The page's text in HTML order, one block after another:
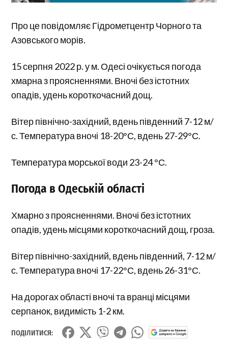
Про це повідомляє Гідрометцентр Чорного та
Азовського морів.
15 серпня 2022 р. у м. Одесі очікується погода
хмарна з проясненнями. Вночі без істотних
опадів, удень короткочасний дощ.
Вітер північно-західний, вдень південний 7-12 м/
с. Температура вночі 18-20°С, вдень 27-29°С.
Температура морської води 23-24 °С.
Погода в Одеській області
Хмарно з проясненнями. Вночі без істотних
опадів, удень місцями короткочасний дощ, гроза.
Вітер північно-західний, вдень південний, 7-12 м/
с. Температура вночі 17-22°С, вдень 26-31°С.
На дорогах області вночі та вранці місцями
серпанок, видимість 1-2 км.
ПОДІЛИТИСЯ: